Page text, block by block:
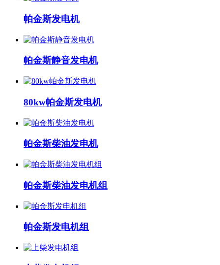
帕金斯发电机
帕金斯静音发电机
80kw帕金斯发电机
帕金斯柴油发电机
帕金斯柴油发电机组
帕金斯发电机组